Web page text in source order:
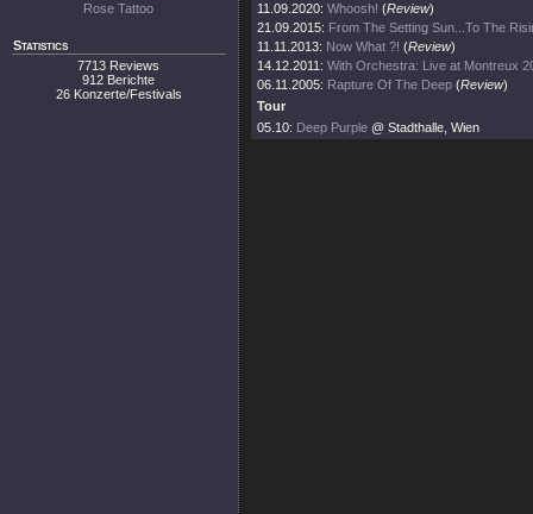
Rose Tattoo
Statistics
7713 Reviews
912 Berichte
26 Konzerte/Festivals
11.09.2020: Whoosh! (Review)
21.09.2015: From The Setting Sun...To The
11.11.2013: Now What ?! (Review)
14.12.2011: With Orchestra: Live at Montreux
06.11.2005: Rapture Of The Deep (Review)
Tour
05.10: Deep Purple @ Stadthalle, Wien